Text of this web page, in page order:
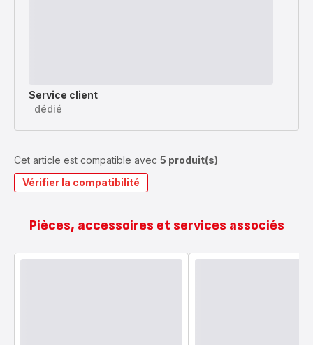
Service client
dédié
Cet article est compatible avec 5 produit(s)
Vérifier la compatibilité
Pièces, accessoires et services associés